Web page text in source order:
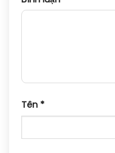
Tên *